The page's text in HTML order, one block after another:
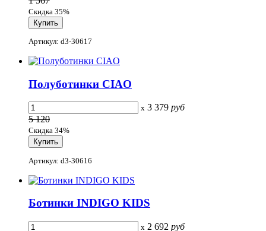
Скидка 35%
Артикул: d3-30617
Полуботинки CIAO
x 3 379 руб
5 120
Скидка 34%
Артикул: d3-30616
Ботинки INDIGO KIDS
x 2 692 руб